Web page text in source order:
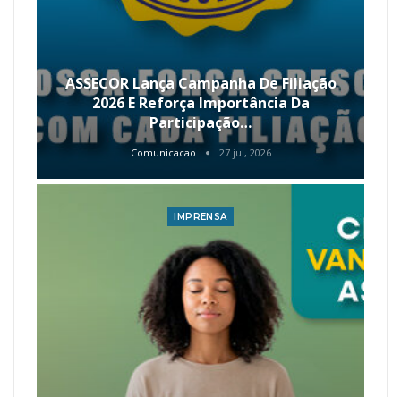
ASSECOR Lança Campanha De Filiação
2026 E Reforça Importância Da
Participação…
Comunicacao 27 jul, 2026
IMPRENSA